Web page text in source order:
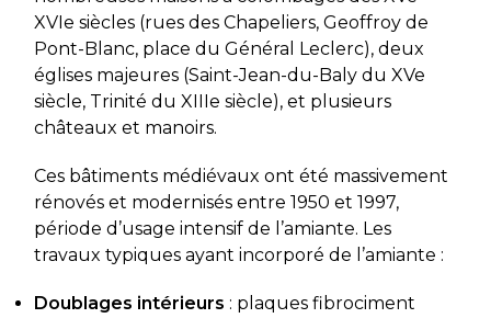
XVIe siècles (rues des Chapeliers, Geoffroy de
Pont-Blanc, place du Général Leclerc), deux
églises majeures (Saint-Jean-du-Baly du XVe
siècle, Trinité du XIIIe siècle), et plusieurs
châteaux et manoirs.
Ces bâtiments médiévaux ont été massivement
rénovés et modernisés entre 1950 et 1997,
période d’usage intensif de l’amiante. Les
travaux typiques ayant incorporé de l’amiante :
Doublages intérieurs : plaques fibrociment